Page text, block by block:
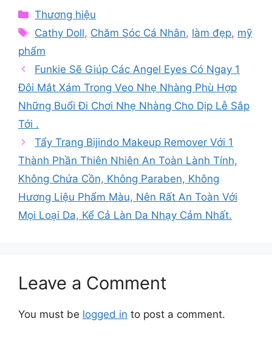
Categories
Thương hiệu
Tags
Cathy Doll, Chăm Sóc Cá Nhân, làm đẹp, mỹ
phẩm
Funkie Sẽ Giúp Các Angel Eyes Có Ngay 1
Đôi Mắt Xám Trong Veo Nhẹ Nhàng Phù Hợp
Những Buổi Đi Chơi Nhẹ Nhàng Cho Dịp Lễ Sắp
Tới .
Tẩy Trang Bijindo Makeup Remover Với 1
Thành Phần Thiên Nhiên An Toàn Lành Tính,
Không Chứa Cồn, Không Paraben, Không
Hương Liệu Phẩm Màu, Nên Rất An Toàn Với
Mọi Loại Da, Kể Cả Làn Da Nhạy Cảm Nhất.
Leave a Comment
You must be logged in to post a comment.